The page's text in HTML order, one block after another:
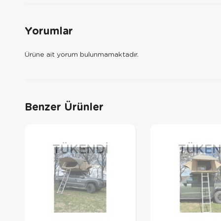
Yorumlar
Ürüne ait yorum bulunmamaktadır.
Benzer Ürünler
TÜKENDI